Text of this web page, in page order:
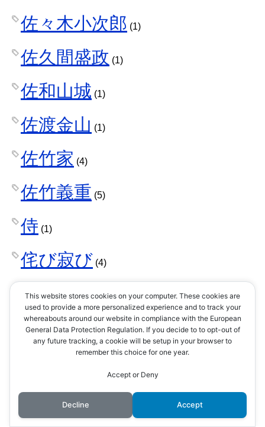
佐々木小次郎 (1)
佐久間盛政 (1)
佐和山城 (1)
佐渡金山 (1)
佐竹家 (4)
佐竹義重 (5)
侍 (1)
侘び寂び (4)
供花(1)
保科正之(2)
倭寇
This website stores cookies on your computer. These cookies are
used to provide a more personalized experience and to track your
whereabouts around our website in compliance with the European
General Data Protection Regulation. If you decide to to opt-out of
any future tracking, a cookie will be setup in your browser to
remember this choice for one year.
Accept or Deny
Decline Accept